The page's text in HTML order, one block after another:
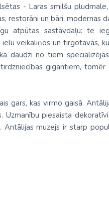
- Laras smilšu
restorāni un bāri, modernas
atpūtas sastāvdaļu: te
veikaliņos un tirgotavās,
daudzi no tiem
gigantiem, tomēr
gars, kas virmo gaisā.
Uzmanību piesaista
muzejs ir starp